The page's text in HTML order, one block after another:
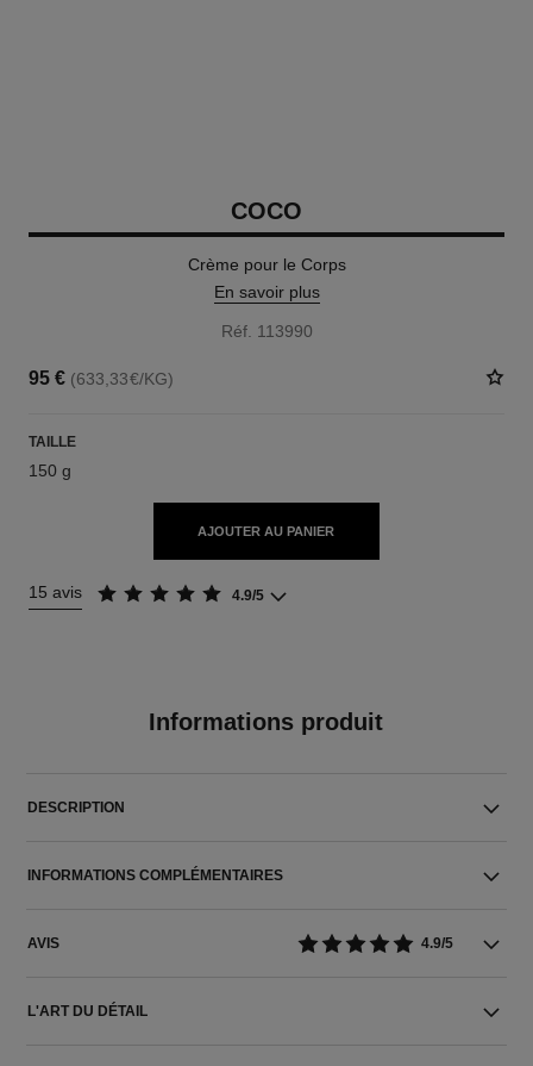
COCO
Crème pour le Corps
En savoir plus
Réf. 113990
95 € (633,33€/KG)
TAILLE
150 g
AJOUTER AU PANIER
15 avis 4.9/5
Informations produit
DESCRIPTION
INFORMATIONS COMPLÉMENTAIRES
AVIS 4.9/5
L'ART DU DÉTAIL